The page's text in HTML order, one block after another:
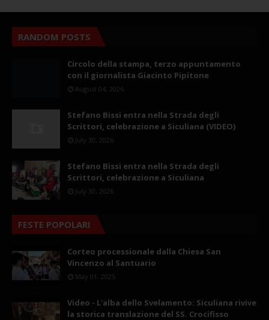
RANDOM POSTS
Circolo della stampa, terzo appuntamento
con il giornalista Giacinto Pipitone
August 04, 2026
Stefano Bissi entra nella Strada degli
Scrittori, celebrazione a Siculiana (VIDEO)
July 30, 2026
Stefano Bissi entra nella Strada degli
Scrittori, celebrazione a Siculiana
July 30, 2026
FESTE POPOLARI
Corteo processionale dalla Chiesa San
Vincenzo al Santuario
May 01, 2025
Video - L'alba dello Svelamento: Siculiana rivive
la storica translazione del SS. Crocifisso